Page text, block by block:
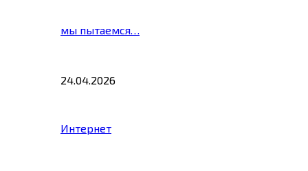
мы пытаемся…
24.04.2026
Интернет